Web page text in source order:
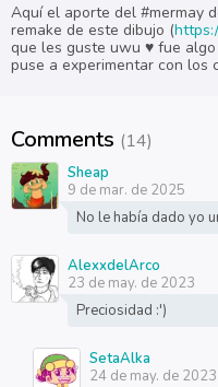
Aquí el aporte del #mermay
remake de este dibujo (
que les guste uwu ♥ fue
puse a experimentar con los
Comments (14)
Sheap
9 de mar. de 2025
No le había dado yo
AlexxdelArco
23 de may. de 2023
Preciosidad :')
SetaAlka
24 de may. de 2023